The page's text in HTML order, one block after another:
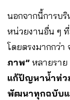
นอกจากนี้การบริ
หน่วยงานอื่น ๆ
โดยตรงมากกว่า
ภาพ” หลายราย
แก้ปัญหาน้ำท่ว
พัฒนาทุกฉบับแ